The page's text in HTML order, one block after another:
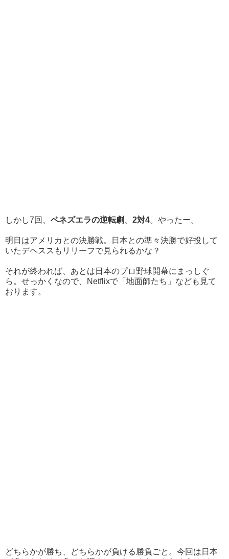
しかし7回、 ベネズエラの逆転劇 2対4。やったー。
明日はアメリカとの決勝戦。日本との準々決勝で好投して
いたデヘススもリリーフで見られるかな？
それが終われば、あとは日本のプロ野球開幕にまっしぐ
ら。せっかくなので、Netflixで「地面師たち」なども見て
おります。
どちらかが勝ち、どちらかが負ける勝負ごと。今回は日本